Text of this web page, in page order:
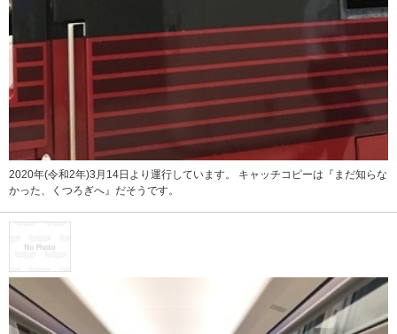
2020年(令和2年)3月14日より運行しています。 キャッチコピーは『まだ知らな
かった、くつろぎへ』だそうです。